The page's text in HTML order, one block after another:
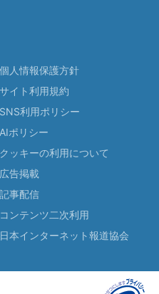
個人情報保護方針
サイト利用規約
SNS利用ポリシー
AIポリシー
クッキーの利用について
広告掲載
記事配信
コンテンツ二次利用
日本インターネット報道協会